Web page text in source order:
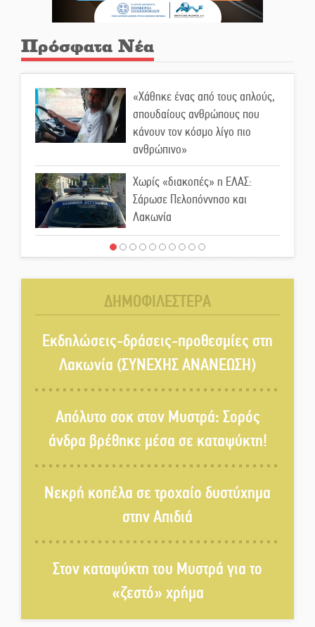
Πρόσφατα Νέα
«Χάθηκε ένας από τους απλούς,
σπουδαίους ανθρώπους που
κάνουν τον κόσμο λίγο πιο
ανθρώπινο»
Χωρίς «διακοπές» η ΕΛΑΣ:
Σάρωσε Πελοπόννησο και
Λακωνία
«Έφυγε» ένας γνήσιος Δάσκαλος
«Κλειστά» ανοιχτά προαύλια
στον Δ. Σπάρτης;
Δεκαπενταύγουστος στην
Πετρίνα: Αντάμωμα με μουσική,
χορό και παράδοση
Ταϊβάν: Στη βάση τους τα
παγκόσμια Σπαρτιατόπουλα
«Ρίζες και Ρεύματα» στο
Ξηροκάμπι με Ίκαρη και
ΔΗΜΟΦΙΛΕΣΤΕΡΑ
Εκδηλώσεις-δράσεις-προθεσμίες στη
Λακωνία (ΣΥΝΕΧΗΣ ΑΝΑΝΕΩΣΗ)
Απόλυτο σοκ στον Μυστρά: Σορός
άνδρα βρέθηκε μέσα σε καταψύκτη!
Νεκρή κοπέλα σε τροχαίο δυστύχημα
στην Απιδιά
Στον καταψύκτη του Μυστρά για το
«ζεστό» χρήμα